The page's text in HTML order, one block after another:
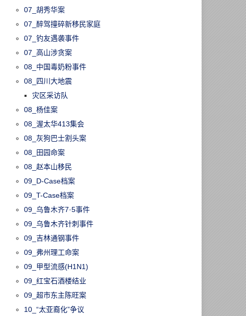
07_胡秀华案
07_醉驾撞碎新移民家庭
07_钓友遇袭事件
07_高山涉贪案
08_中国毒奶粉事件
08_四川大地震
灾区采访队
08_杨佳案
08_渥太华413集会
08_灰狗巴士割头案
08_田园命案
08_赵本山移民
09_D-Case档案
09_T-Case档案
09_乌鲁木齐7·5事件
09_乌鲁木齐针刺事件
09_吉林通钢事件
09_弗州理工命案
09_甲型流感(H1N1)
09_红宝石酒楼结业
09_超市东主陈旺案
10_“太亚裔化”争议